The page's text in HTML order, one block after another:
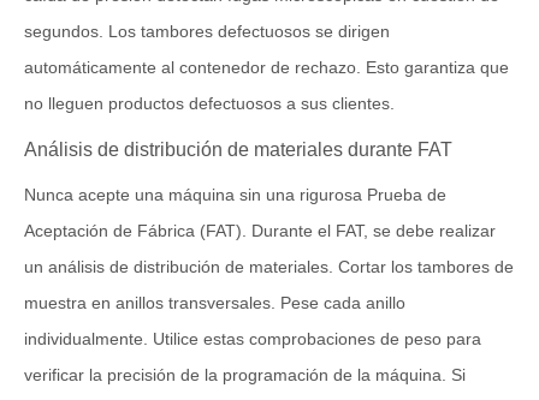
segundos. Los tambores defectuosos se dirigen
automáticamente al contenedor de rechazo. Esto garantiza que
no lleguen productos defectuosos a sus clientes.
Análisis de distribución de materiales durante FAT
Nunca acepte una máquina sin una rigurosa Prueba de
Aceptación de Fábrica (FAT). Durante el FAT, se debe realizar
un análisis de distribución de materiales. Cortar los tambores de
muestra en anillos transversales. Pese cada anillo
individualmente. Utilice estas comprobaciones de peso para
verificar la precisión de la programación de la máquina. Si